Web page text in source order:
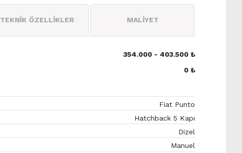
TEKNİK ÖZELLİKLER MALİYET
354.000 - 403.500 ₺
0 ₺
Fiat Punto
Hatchback 5 Kapı
Dizel
Manuel